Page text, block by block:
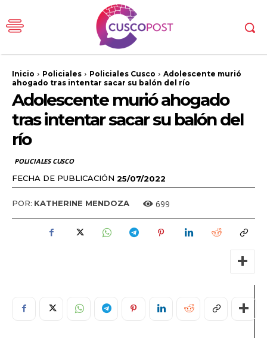
Inicio Policiales Policiales Cusco
Adolescente murió
ahogado tras intentar sacar su balón del río
Adolescente murió ahogado
tras intentar sacar su balón del
río
POLICIALES CUSCO
FECHA DE PUBLICACIÓN 25/07/2022
POR: KATHERINE MENDOZA 699